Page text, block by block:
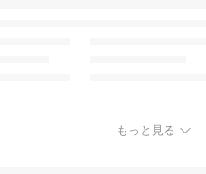
もっと見る